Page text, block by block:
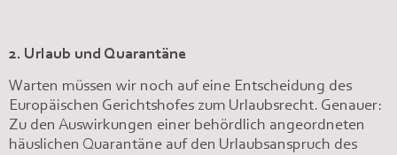
2. Urlaub und Quarantäne
Warten müssen wir noch auf eine Entscheidung des
Europäischen Gerichtshofes zum Urlaubsrecht. Genauer:
Zu den Auswirkungen einer behördlich angeordneten
häuslichen Quarantäne auf den Urlaubsanspruch des